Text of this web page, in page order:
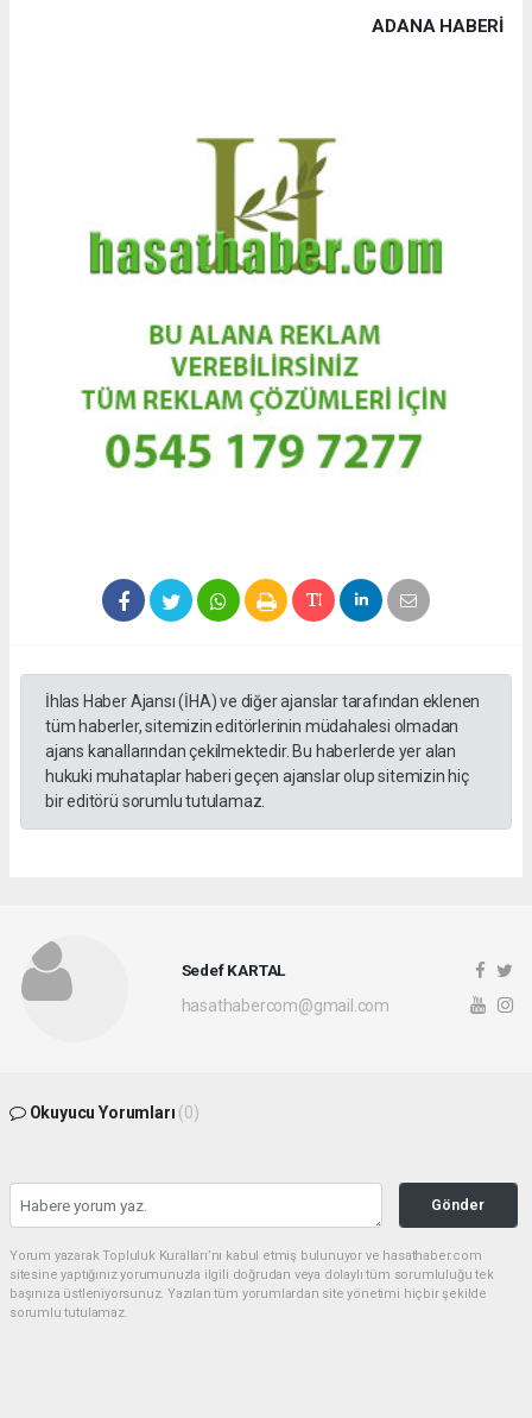
ADANA HABERİ
İhlas Haber Ajansı (İHA) ve diğer ajanslar tarafından eklenen
tüm haberler, sitemizin editörlerinin müdahalesi olmadan
ajans kanallarından çekilmektedir. Bu haberlerde yer alan
hukuki muhataplar haberi geçen ajanslar olup sitemizin hiç
bir editörü sorumlu tutulamaz.
Sedef KARTAL
hasathabercom@gmail.com
Okuyucu Yorumları (0)
Gönder
Yorum yazarak Topluluk Kuralları’nı kabul etmiş bulunuyor ve hasathaber.com
sitesine yaptığınız yorumunuzla ilgili doğrudan veya dolaylı tüm sorumluluğu tek
başınıza üstleniyorsunuz. Yazılan tüm yorumlardan site yönetimi hiçbir şekilde
sorumlu tutulamaz.